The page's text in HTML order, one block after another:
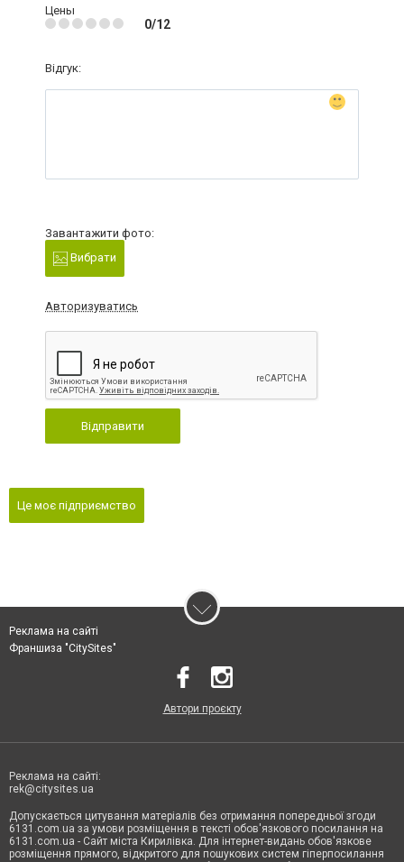
Цены
0/12
Відгук:
Завантажити фото:
Вибрати
Авторизуватись
Відправити
Це моє підприємство
Реклама на сайті
Франшиза "CitySites"
Автори проєкту
Реклама на сайті:
rek@citysites.ua
Допускається цитування матеріалів без отримання попередньої згоди
6131.com.ua за умови розміщення в тексті обов'язкового посилання на
6131.com.ua - Сайт міста Кирилівка. Для інтернет-видань обов'язкове
розміщення прямого, відкритого для пошукових систем гіперпосилання